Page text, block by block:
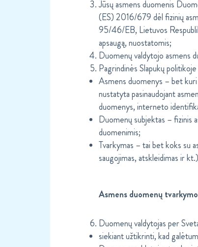
Jūsų asmens duomenis
(ES) 2016/679 dėl fizinių
95/46/EB, Lietuvos
apsaugą, nuostatomis;
Duomenų valdytojo asmens
Pagrindinės Slapukų
Asmens duomenys – bet kuri
nustatyta pasinaudojant
duomenys, interneto
Duomenų subjektas – fizinis
duomenimis;
Tvarkymas – tai bet koks su
saugojimas, atskleidimas ir
Asmens duomenų
Duomenų valdytojas per
siekiant užtikrinti, kad